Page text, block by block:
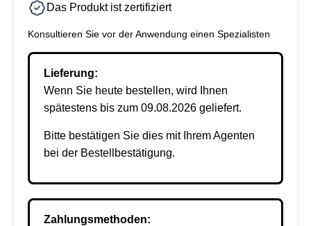
Das Produkt ist zertifiziert
Konsultieren Sie vor der Anwendung einen Spezialisten
Lieferung:
Wenn Sie heute bestellen, wird Ihnen
spätestens bis zum 09.08.2026 geliefert.
Bitte bestätigen Sie dies mit Ihrem Agenten
bei der Bestellbestätigung.
Zahlungsmethoden: